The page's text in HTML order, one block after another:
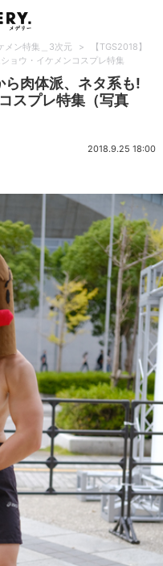
メン特集＿3次元 >
【TGS2018】
ョウ・イケメンコスプレ特集
ら肉体派、ネタ系も!
スプレ特集（写真
2018.9.25 18:00